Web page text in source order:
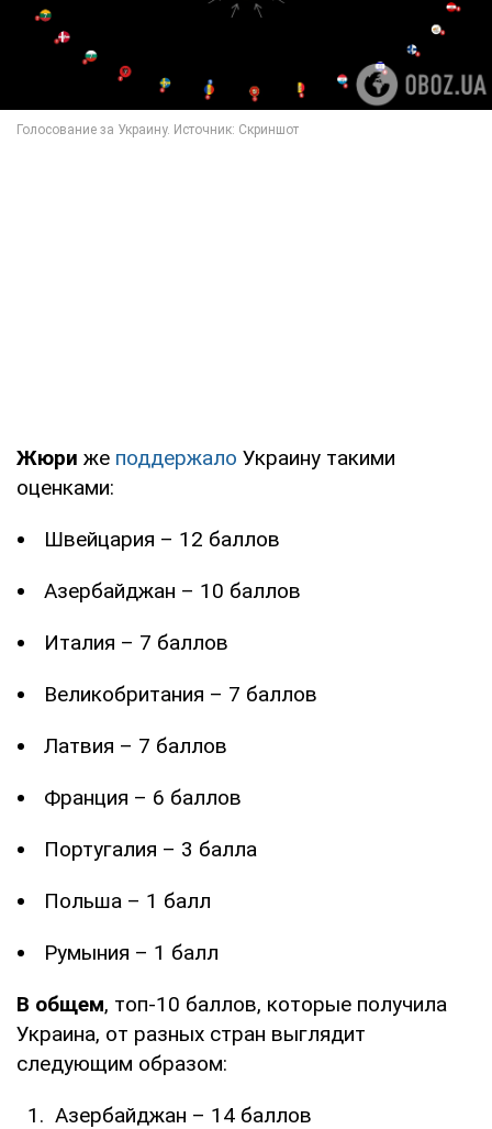
Жюри же поддержало Украину такими
оценками:
Швейцария – 12 баллов
Азербайджан – 10 баллов
Италия – 7 баллов
Великобритания – 7 баллов
Латвия – 7 баллов
Франция – 6 баллов
Португалия – 3 балла
Польша – 1 балл
Румыния – 1 балл
В общем, топ-10 баллов, которые получила
Украина, от разных стран выглядит
следующим образом:
Азербайджан – 14 баллов